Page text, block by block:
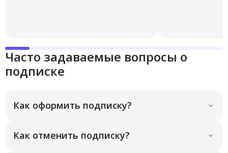
Часто задаваемые вопросы о
подписке
Как оформить подписку?
Как отменить подписку?